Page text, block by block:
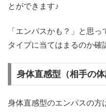
とができます♪
「エンパスかも？」と思
タイプに当てはまるのか確
身体直感型（相手の体
身体直感型のエンパスの方